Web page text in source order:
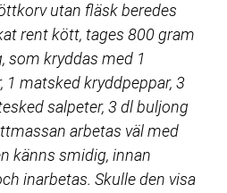
utan fläsk beredes
rent kött, tages 800 gram
som kryddas med 1
1 matsked kryddpeppar, 3
salpeter, 3 dl buljong
arbetas väl med
känns smidig, innan
inarbetas. Skulle den visa